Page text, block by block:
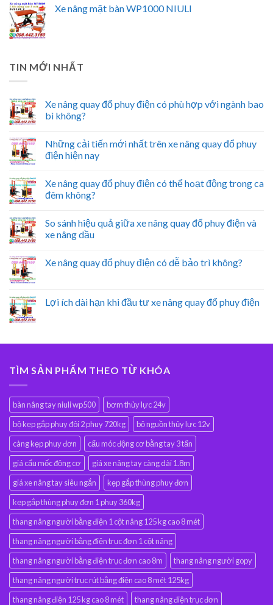
Xe nâng mặt bàn WP1000 NIULI
TIN MỚI NHẤT
Xe nâng quay đổ phuy điện có phù hợp với ngành bao
bì không?
Những cải tiến mới nhất trên xe nâng quay đổ phuy
điện hiện nay
Xe nâng quay đổ phuy điện có thể hoạt động trong ca
đêm không?
So sánh hiệu quả giữa xe nâng quay đổ phuy điện và
xe nâng dầu
Xe nâng quay đổ phuy điện có dễ bảo trì không?
Lợi ích dài hạn khi đầu tư xe nâng quay đổ phuy điện
TÌM SẢN PHẨM THEO TỪ KHÓA
bàn nâng tay niuli wp500
bơm thủy lực 24v
bộ kẹp gắp phuy đôi 2 phuy 720kg
bộ nguồn thủy lực 12v
càng kẹp phuy đơn
cẩu móc động cơ bằng tay 3 tấn
giá cẩu mốc động cơ
giá xe nâng tay càng dài 1.8m
giá xe nâng tay siêu ngắn
kẹp gắp thùng phuy đơn
kẹp gắp thùng phuy đơn 1 phuy 360kg
thang nâng người bằng điện 1 cột nâng 125 kg cao 8 mét
thang nâng người bằng điện trục đơn 1 cột nâng
thang nâng người bằng điện trục đơn cao 8m
thang nâng người gopy
thang nâng người trục rút bằng điện cao 8 mét 125kg
thang nâng điện 125 kg cao 8 mét
thang nâng điện trục đơn